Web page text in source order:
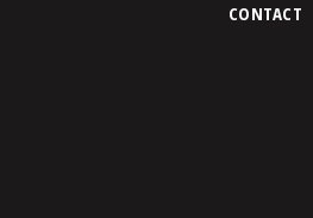
CONTACT